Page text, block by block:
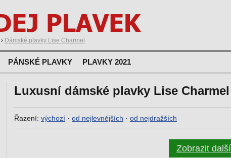
› Dámské plavky Lise Charmel
PÁNSKÉ PLAVKY PLAVKY 2021
Luxusní dámské plavky Lise Charmel
Řazení: výchozí · od nejlevnějších · od nejdražších
Zobrazit další